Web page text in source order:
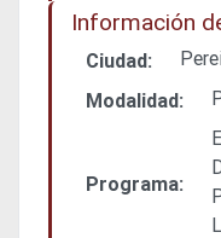
Información
Ciudad:
Modalidad:
Programa: